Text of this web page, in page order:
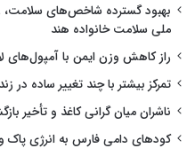
بهبود گسترده شاخص‌های سلامت،
ملی سلامت خانواده هند
راز کاهش وزن ایمن با آمپول‌های
تمرکز بیشتر با چند تغییر ساده در
ناشران میان گرانی کاغذ و تأخیر
کودهای دامی فارس به انرژی پاک